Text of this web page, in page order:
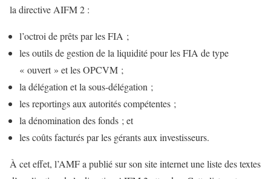
la directive AIFM 2 :
l’octroi de prêts par les FIA ;
les outils de gestion de la liquidité pour les FIA de type
« ouvert » et les OPCVM ;
la délégation et la sous-délégation ;
les reportings aux autorités compétentes ;
la dénomination des fonds ; et
les coûts facturés par les gérants aux investisseurs.
À cet effet, l’AMF a publié sur son site internet une liste des textes